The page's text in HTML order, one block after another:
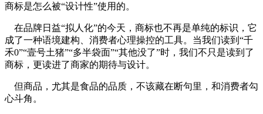
商标是怎么被“设计性”使用的。
在品牌日益“拟人化”的今天，商标也不再是单纯的标识，它
成了一种语境建构、消费者心理操控的工具。当我们读到“千
禾0”“壹号土猪”“多半袋面”“其他没了”时，我们不只是读到了
商标，更读进了商家的期待与设计。
但商品，尤其是食品的品质，不该藏在断句里，和消费者勾
心斗角。